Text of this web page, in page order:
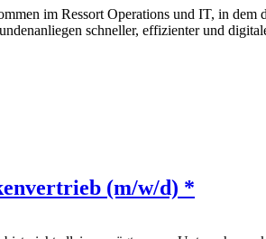
im Ressort Operations und IT, in dem
schneller, effizienter und
(m/w/d) *